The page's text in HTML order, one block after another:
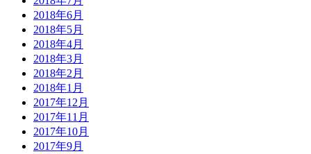
2018年6月
2018年5月
2018年4月
2018年3月
2018年2月
2018年1月
2017年12月
2017年11月
2017年10月
2017年9月